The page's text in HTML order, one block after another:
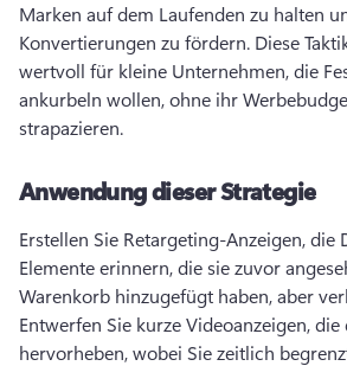
Marken auf dem Laufenden zu halten
Konvertierungen zu fördern. Diese
wertvoll für kleine Unternehmen, die
ankurbeln wollen, ohne ihr
strapazieren.
Anwendung dieser Strategie
Erstellen Sie Retargeting-Anzeigen, die
Elemente erinnern, die sie zuvor
Entwerfen Sie kurze Videoanzeigen,
hervorheben, wobei Sie zeitlich